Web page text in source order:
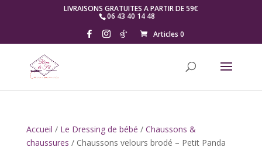
LIVRAISONS GRATUITES A PARTIR DE 59€
06 43 40 14 48
Articles 0
Accueil / Le Dressing de bébé / Chaussons &
chaussures / Chaussons velours brodé – Petit Panda